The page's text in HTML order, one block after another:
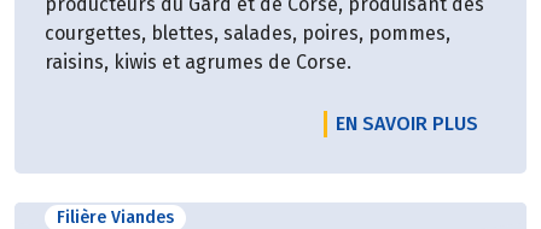
courgettes, blettes, salades, poires, pommes,
raisins, kiwis et agrumes de Corse.
EN SAVOIR PLUS
Filière Viandes